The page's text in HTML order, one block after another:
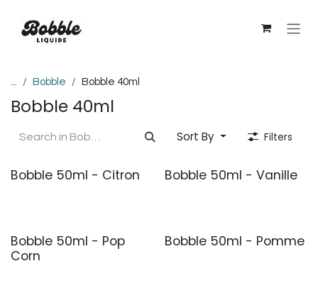
... Bobble Bobble 40ml
Bobble 40ml
Sort By Filters
Bobble 50ml - Citron Bobble 50ml - Vanille
Bobble 50ml - Pop
Corn
Bobble 50ml - Pomme